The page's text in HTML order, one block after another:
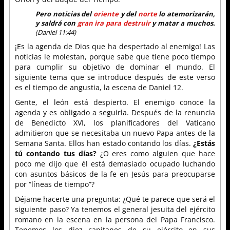
Pero noticias delorientey delnortelo atemorizarán,
y saldrá con gran ira para destruiry matar a muchos.
(Daniel 11:44)
¡Es la agenda de Dios que ha despertado al enemigo! Las
noticias le molestan, porque sabe que tiene poco tiempo
para cumplir su objetivo de dominar el mundo. El
siguiente tema que se introduce después de este verso
es el tiempo de angustia, la escena de Daniel 12.
Gente, el león está despierto. El enemigo conoce la
agenda y es obligado a seguirla. Después de la renuncia
de Benedicto XVI, los planificadores del Vaticano
admitieron que se necesitaba un nuevo Papa antes de la
Semana Santa. Ellos han estado contando los días. ¿Estás
tú contando tus días?¿O eres como alguien que hace
poco me dijo que él está demasiado ocupado luchando
con asuntos básicos de la fe en Jesús para preocuparse
por “líneas de tiempo”?
Déjame hacerte una pregunta: ¿Qué te parece que será el
siguiente paso? Ya tenemos el general jesuita del ejército
romano en la escena en la persona del Papa Francisco.